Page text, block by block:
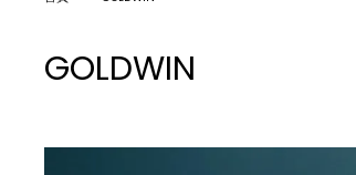
GOLDWIN